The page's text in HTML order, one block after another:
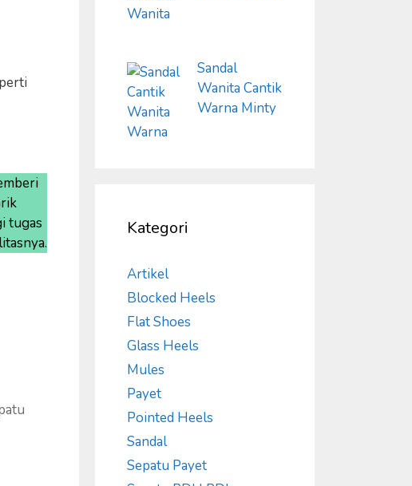
tugas
Sandal
Wanita Cantik
Warna Minty
Kategori
Artikel
Blocked Heels
Flat Shoes
Glass Heels
Mules
Payet
Pointed Heels
Sandal
Sepatu Payet